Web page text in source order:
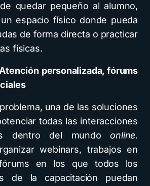
quedar pequeño al alumno,
espacio físico donde pueda
de forma directa o practicar
físicas.
personalizada, fórums
una de las soluciones
todas las interacciones
dentro del mundoonline.
webinars, trabajos en
en los que todos los
de la capacitación puedan